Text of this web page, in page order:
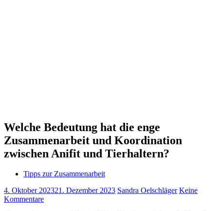
Welche Bedeutung hat die enge
Zusammenarbeit und Koordination
zwischen Anifit und Tierhaltern?
Tipps zur Zusammenarbeit
4. Oktober 202321. Dezember 2023 Sandra Oelschläger Keine
Kommentare